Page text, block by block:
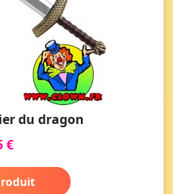
du dragon
€